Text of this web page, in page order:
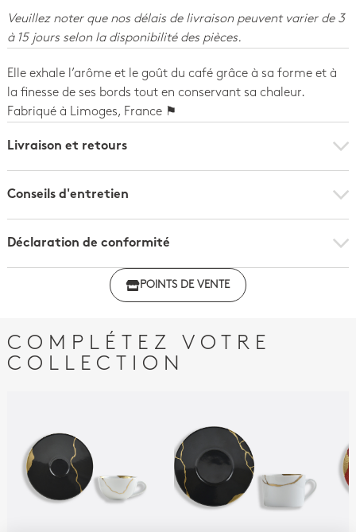
Veuillez noter que nos délais de livraison peuvent varier de 3
à 15 jours selon la disponibilité des pièces.
Elle exhale l’arôme et le goût du café grâce à sa forme et à
la finesse de ses bords tout en conservant sa chaleur.
Fabriqué à Limoges, France ⚑
Livraison et retours
Conseils d'entretien
Déclaration de conformité
Déclaration de conformité - A l'unité
Déclaration de conformité - Coffret de 2
POINTS DE VENTE
COMPLÉTEZ VOTRE
COLLECTION